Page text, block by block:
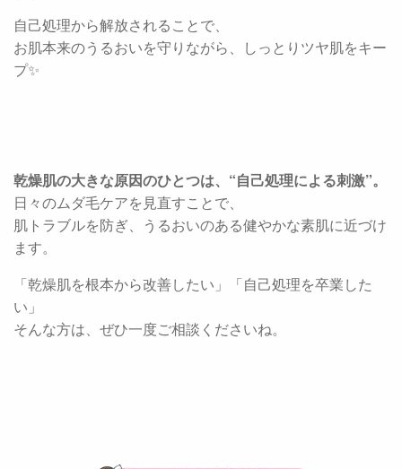
自己処理から解放されることで、
お肌本来のうるおいを守りながら、しっとりツヤ肌をキー
プ✨
乾燥肌の大きな原因のひとつは、“自己処理による刺激”。
日々のムダ毛ケアを見直すことで、
肌トラブルを防ぎ、うるおいのある健やかな素肌に近づけ
ます。
「乾燥肌を根本から改善したい」「自己処理を卒業した
い」
そんな方は、ぜひ一度ご相談くださいね。